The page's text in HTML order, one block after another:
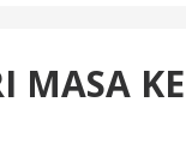
MASA